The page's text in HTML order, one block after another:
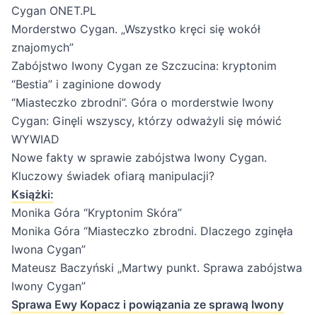
Cygan ONET.PL
Morderstwo Cygan. „Wszystko kręci się wokół
znajomych”
Zabójstwo Iwony Cygan ze Szczucina: kryptonim
“Bestia” i zaginione dowody
“Miasteczko zbrodni”. Góra o morderstwie Iwony
Cygan: Ginęli wszyscy, którzy odważyli się mówić
WYWIAD
Nowe fakty w sprawie zabójstwa Iwony Cygan.
Kluczowy świadek ofiarą manipulacji?
Książki:
Monika Góra “Kryptonim Skóra”
Monika Góra “Miasteczko zbrodni. Dlaczego zginęła
Iwona Cygan”
Mateusz Baczyński „Martwy punkt. Sprawa zabójstwa
Iwony Cygan”
Sprawa Ewy Kopacz i powiązania ze sprawą Iwony